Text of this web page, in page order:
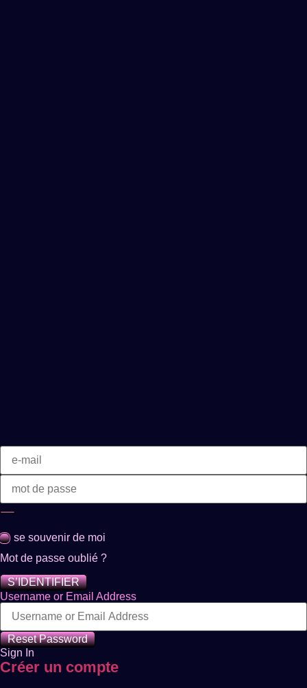
se souvenir de moi
Mot de passe oublié ?
S’IDENTIFIER
Username or Email Address
Reset Password
Sign In
Créer un compte